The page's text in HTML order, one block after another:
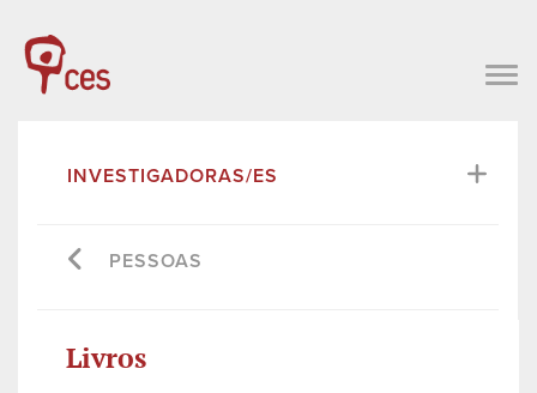
INVESTIGADORAS/ES
PESSOAS
Livros